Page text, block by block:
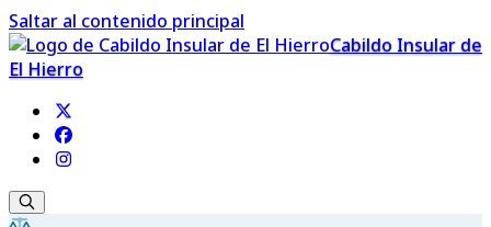
Saltar al contenido principal
Cabildo Insular de
El Hierro